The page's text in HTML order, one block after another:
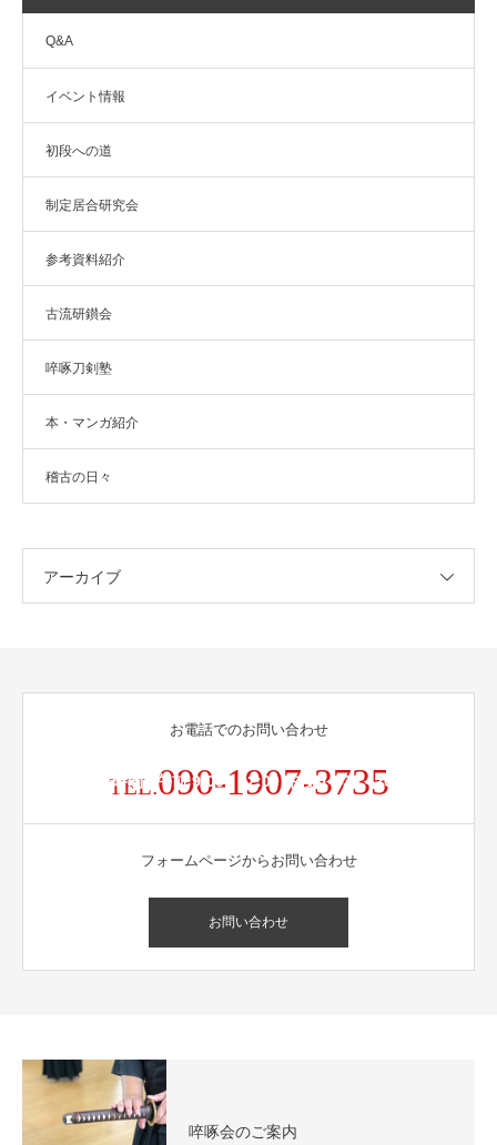
Q&A
イベント情報
初段への道
制定居合研究会
参考資料紹介
古流研鑚会
啐啄刀剣塾
本・マンガ紹介
稽古の日々
アーカイブ
お電話でのお問い合わせ
TEL.090-1907-3735
受付時間 / 午前 9:00 - 12:00 午後 14:30 - 20:00
フォームページからお問い合わせ
お問い合わせ
啐啄会のご案内